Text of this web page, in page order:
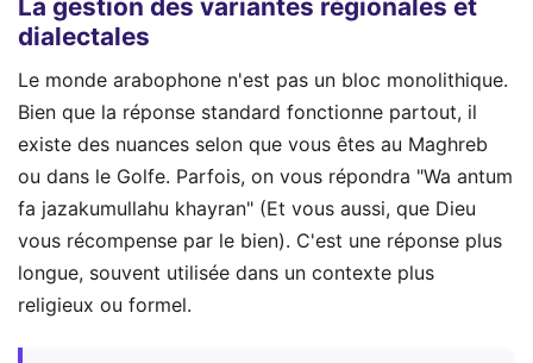
La gestion des variantes régionales et
dialectales
Le monde arabophone n'est pas un bloc monolithique.
Bien que la réponse standard fonctionne partout, il
existe des nuances selon que vous êtes au Maghreb
ou dans le Golfe. Parfois, on vous répondra "Wa antum
fa jazakumullahu khayran" (Et vous aussi, que Dieu
vous récompense par le bien). C'est une réponse plus
longue, souvent utilisée dans un contexte plus
religieux ou formel.